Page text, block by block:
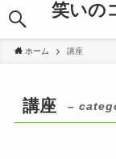
笑いの
ホーム 講座
講座 –